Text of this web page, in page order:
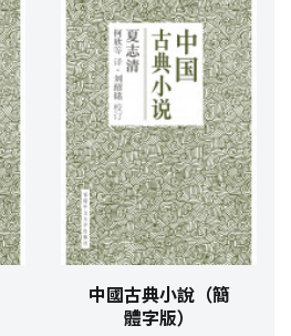
中國古典小說（簡
體字版）